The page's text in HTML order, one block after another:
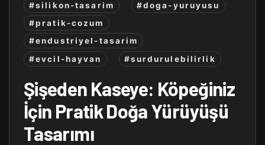
#silikon-tasarim
#doga-yuruyusu
#pratik-cozum
#endustriyel-tasarim
#evcil-hayvan
#surdurulebilirlik
Şişeden Kaseye: Köpeğiniz
İçin Pratik Doğa Yürüyüşü
Tasarımı